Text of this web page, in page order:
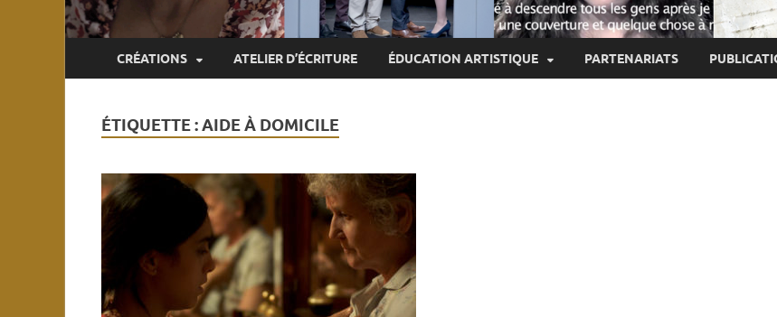
CRÉATIONS ATELIER D’ÉCRITURE ÉDUCATION ARTISTIQUE PARTENARIATS
ÉTIQUETTE :AIDE À DOMICILE